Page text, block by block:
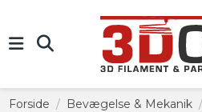
Forside Bevægelse & Mekanik